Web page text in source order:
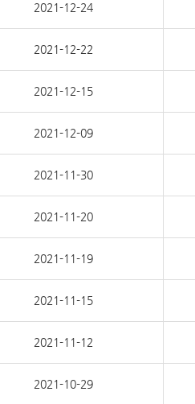
2021-12-24
2021-12-22
2021-12-15
2021-12-09
2021-11-30
2021-11-20
2021-11-19
2021-11-15
2021-11-12
2021-10-29